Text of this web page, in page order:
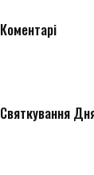
Коментарі
Святкування